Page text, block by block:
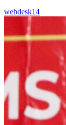
webdesk14